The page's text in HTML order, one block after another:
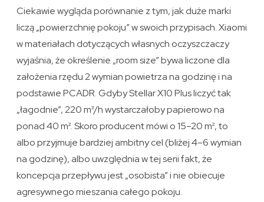
Ciekawie wygląda porównanie z tym, jak duże marki
liczą „powierzchnię pokoju” w swoich przypisach. Xiaomi
w materiałach dotyczących własnych oczyszczaczy
wyjaśnia, że określenie „room size” bywa liczone dla
założenia rzędu 2 wymian powietrza na godzinę i na
podstawie PCADR. Gdyby Stellar X10 Plus liczyć tak
„łagodnie”, 220 m³/h wystarczałoby papierowo na
ponad 40 m². Skoro producent mówi o 15–20 m², to
albo przyjmuje bardziej ambitny cel (bliżej 4–6 wymian
na godzinę), albo uwzględnia w tej serii fakt, że
koncepcja przepływu jest „osobista” i nie obiecuje
agresywnego mieszania całego pokoju.